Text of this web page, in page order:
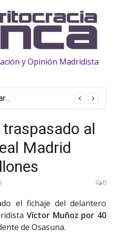
y Opinión Madridista
Convocatoria Ferencvaros: La familia «crece» con la llegada de Vinicius, Bernardo Silva, Huijsen y Rüdiger
al
Madrid
0
el fichaje del delantero
Víctor Muñoz por 40
de Osasuna.